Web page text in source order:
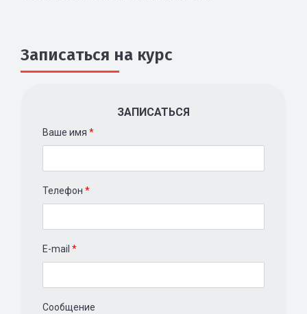
Записаться на курс
ЗАПИСАТЬСЯ
Ваше имя *
Телефон *
E-mail *
Сообщение